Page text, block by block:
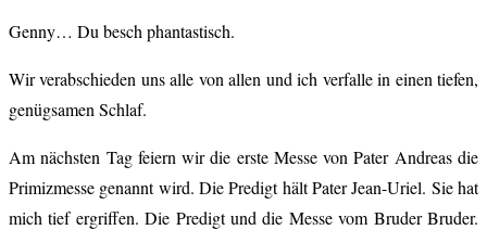
Genny… Du besch phantastisch.
Wir verabschieden uns alle von allen und ich verfalle in einen tiefen,
genügsamen Schlaf.
Am nächsten Tag feiern wir die erste Messe von Pater Andreas die
Primizmesse genannt wird. Die Predigt hält Pater Jean-Uriel. Sie hat
mich tief ergriffen. Die Predigt und die Messe vom Bruder Bruder.